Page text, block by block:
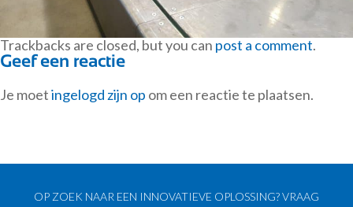
Trackbacks are closed, but you can post a comment.
Geef een reactie
Je moetingelogd zijn op om een reactie te plaatsen.
OP ZOEK NAAR EEN INNOVATIEVE OPLOSSING? VRAAG